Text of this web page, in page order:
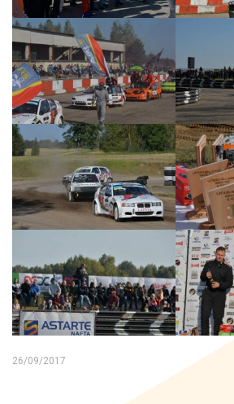
26/09/2017